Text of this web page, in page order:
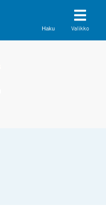
Haku Valikko